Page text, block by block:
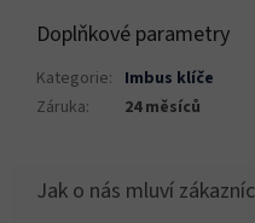
Doplňkové parametry
Kategorie: Imbus klíče
Záruka: 24 měsíců